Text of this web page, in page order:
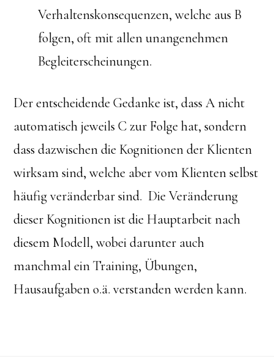
Verhaltenskonsequenzen, welche aus B
folgen, oft mit allen unangenehmen
Begleiterscheinungen.
Der entscheidende Gedanke ist, dass A nicht
automatisch jeweils C zur Folge hat, sondern
dass dazwischen die Kognitionen der Klienten
wirksam sind, welche aber vom Klienten selbst
häufig veränderbar sind. Die Veränderung
dieser Kognitionen ist die Hauptarbeit nach
diesem Modell, wobei darunter auch
manchmal ein Training, Übungen,
Hausaufgaben o.ä. verstanden werden kann.